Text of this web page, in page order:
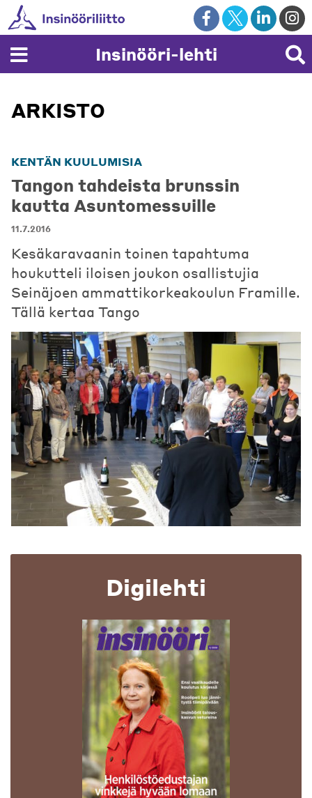
Skip
to
content
Insinööri-lehti
ARKISTO
KENTÄN KUULUMISIA
Tangon tahdeista brunssin
kautta Asuntomessuille
11.7.2016
Kesäkaravaanin toinen tapahtuma
houkutteli iloisen joukon osallistujia
Seinäjoen ammattikorkeakoulun Framille.
Tällä kertaa Tango
Digilehti